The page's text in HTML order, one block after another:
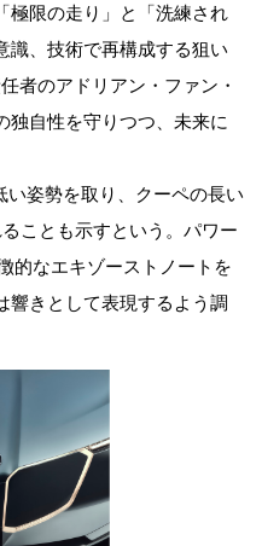
極限の走り」と「洗練され
識、技術で再構成する狙い
者のアドリアン・ファン・
独自性を守りつつ、未来に
姿勢を取り、クーペの長い
ことも示すという。パワー
的なエキゾーストノートを
響きとして表現するよう調